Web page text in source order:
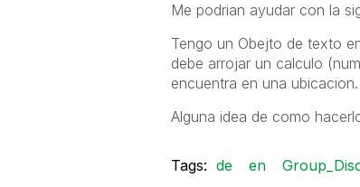
Me podrian ayudar con la
Tengo un Obejto de texto
debe arrojar un calculo
encuentra en una ubicacion.
Alguna idea de como
Tags: de en